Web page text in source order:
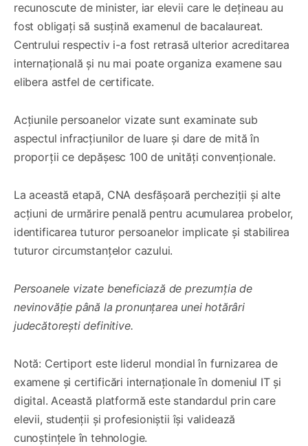
recunoscute de minister, iar elevii care le dețineau au
fost obligați să susțină examenul de bacalaureat.
Centrului respectiv i-a fost retrasă ulterior acreditarea
internațională și nu mai poate organiza examene sau
elibera astfel de certificate.
Acțiunile persoanelor vizate sunt examinate sub
aspectul infracțiunilor de luare și dare de mită în
proporții ce depășesc 100 de unități convenționale.
La această etapă, CNA desfășoară percheziții și alte
acțiuni de urmărire penală pentru acumularea probelor,
identificarea tuturor persoanelor implicate și stabilirea
tuturor circumstanțelor cazului.
Persoanele vizate beneficiază de prezumția de
nevinovăție până la pronunțarea unei hotărâri
judecătorești definitive.
Notă: Certiport este liderul mondial în furnizarea de
examene și certificări internaționale în domeniul IT și
digital. Această platformă este standardul prin care
elevii, studenții și profesioniștii își validează
cunoștințele în tehnologie.